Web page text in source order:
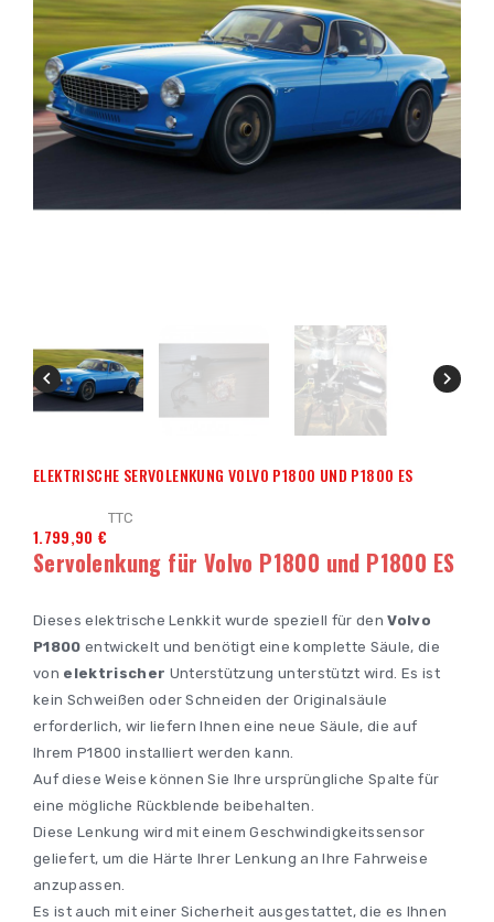
 
ELEKTRISCHE SERVOLENKUNG VOLVO P1800 UND P1800 ES
1.799,90 €
TTC
Servolenkung für Volvo P1800 und P1800 ES
Dieses elektrische Lenkkit wurde speziell für denVolvo
P1800 entwickelt und benötigt eine komplette Säule, die
von elektrischer Unterstützung unterstützt wird. Es ist
kein Schweißen oder Schneiden der Originalsäule
erforderlich, wir liefern Ihnen eine neue Säule, die auf
Ihrem P1800 installiert werden kann.
Auf diese Weise können Sie Ihre ursprüngliche Spalte für
eine mögliche Rückblende beibehalten.
Diese Lenkung wird mit einem Geschwindigkeitssensor
geliefert, um die Härte Ihrer Lenkung an Ihre Fahrweise
anzupassen.
Es ist auch mit einer Sicherheit ausgestattet, die es Ihnen